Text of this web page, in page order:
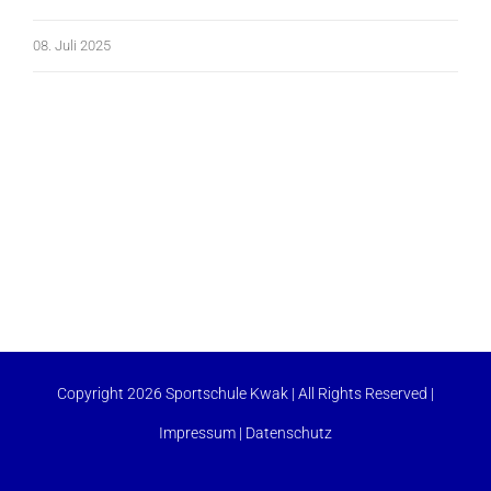
08. Juli 2025
Copyright 2026 Sportschule Kwak | All Rights Reserved |
Impressum | Datenschutz